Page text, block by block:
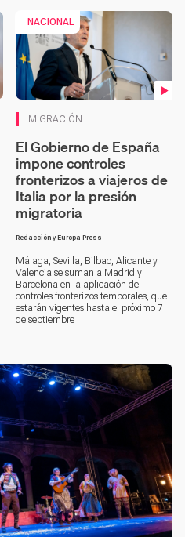
NACIONAL
MIGRACIÓN
El Gobierno de España
impone controles
fronterizos a viajeros de
Italia por la presión
migratoria
Redacción y Europa Press
Málaga, Sevilla, Bilbao, Alicante y
Valencia se suman a Madrid y
Barcelona en la aplicación de
controles fronterizos temporales, que
estarán vigentes hasta el próximo 7
de septiembre